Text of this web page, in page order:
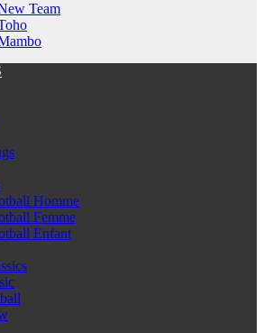
Team
Homme
Femme
Enfant